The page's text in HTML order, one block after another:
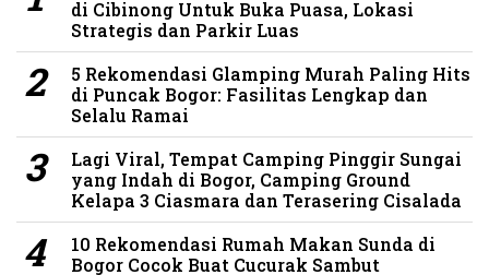
di Cibinong Untuk Buka Puasa, Lokasi
Strategis dan Parkir Luas
5 Rekomendasi Glamping Murah Paling Hits
di Puncak Bogor: Fasilitas Lengkap dan
Selalu Ramai
Lagi Viral, Tempat Camping Pinggir Sungai
yang Indah di Bogor, Camping Ground
Kelapa 3 Ciasmara dan Terasering Cisalada
10 Rekomendasi Rumah Makan Sunda di
Bogor Cocok Buat Cucurak Sambut